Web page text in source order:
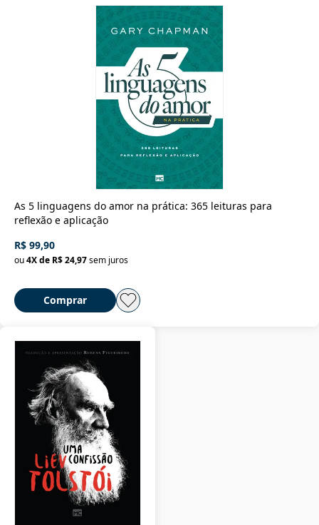
As 5 linguagens do amor na prática: 365 leituras para
reflexão e aplicação
R$ 99,90
ou4X de R$ 24,97sem juros
Comprar